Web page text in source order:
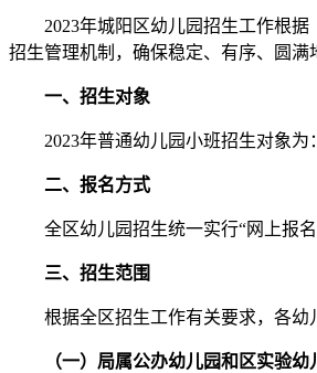
2023年城阳区幼儿园招生工作根据
招生管理机制，确保稳定、有序、圆满
一、招生对象
2023年普通幼儿园小班招生对象为：
二、报名方式
全区幼儿园招生统一实行“网上报名
三、招生范围
根据全区招生工作有关要求，各幼
（一）局属公办幼儿园和区实验幼